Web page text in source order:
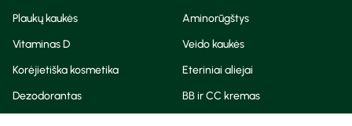
Plaukų kaukės
Aminorūgštys
Vitaminas D
Veido kaukės
Korėjietiška kosmetika
Eteriniai aliejai
Dezodorantas
BB ir CC kremas